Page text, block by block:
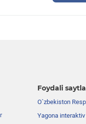
Foydali
O`zbekiston
Yagona